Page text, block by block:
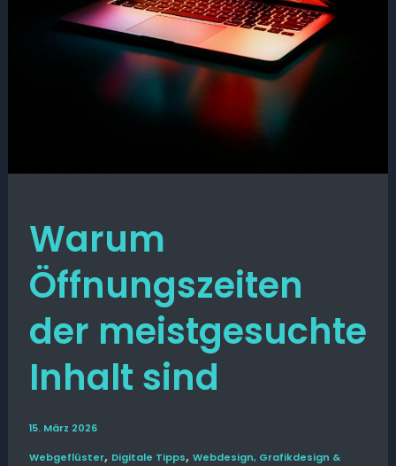
Warum
Öffnungszeiten
der meistgesuchte
Inhalt sind
15. März 2026
Web­­geflüster, Digitale Tipps, Webdesign, Grafikdesign &